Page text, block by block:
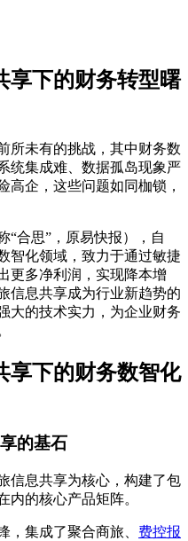
享下的财务转型曙
所未有的挑战，其中财务数
统集成难、数据孤岛现象严
高企，这些问题如同枷锁，
“合思”，原易快报），自
智化领域，致力于通过敏捷
更多净利润，实现降本增
信息共享成为行业新趋势的
大的技术实力，为企业财务
享下的财务数智化
的基石
信息共享为核心，构建了包
内的核心产品矩阵。
，集成了聚合商旅、 费控报